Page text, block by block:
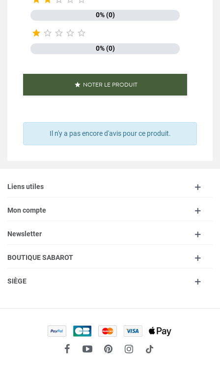
0% (0)
    
0% (0)
 NOTER LE PRODUIT
Il n'y a pas encore d'avis pour ce produit.
Liens utiles
Mon compte
Newsletter
BOUTIQUE SABAROT
SIÈGE